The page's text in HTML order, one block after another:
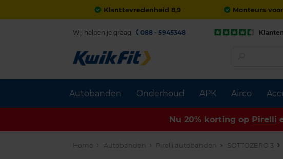
Klanttevredenheid 8,9 Monteurs
Autobanden Onderhoud APK Airco
Wij helpen je graag. 088 - 5945348
Nu 20% korting op Pirelli
Home Autobanden Pirelli autobanden SOTTOZERO 3